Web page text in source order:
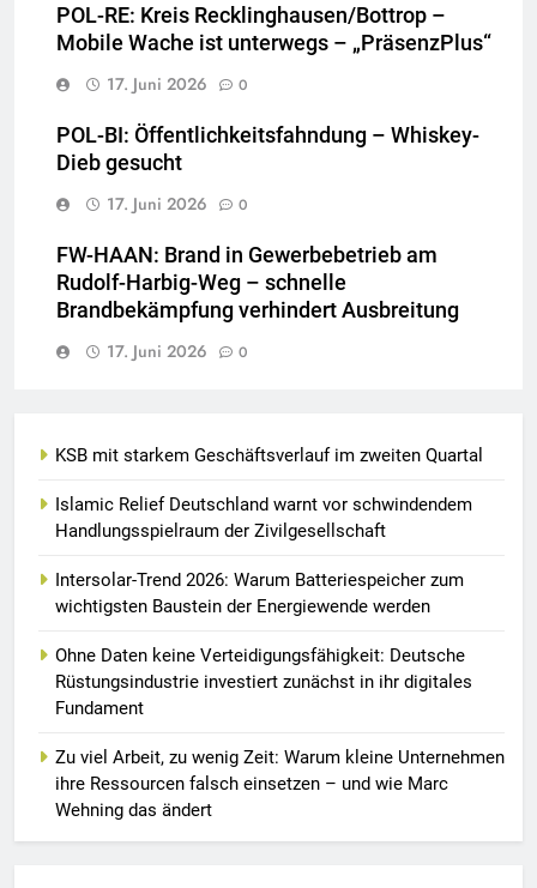
POL-RE: Kreis Recklinghausen/Bottrop –
Mobile Wache ist unterwegs – „PräsenzPlus“
17. Juni 2026
0
POL-BI: Öffentlichkeitsfahndung – Whiskey-
Dieb gesucht
17. Juni 2026
0
FW-HAAN: Brand in Gewerbebetrieb am
Rudolf-Harbig-Weg – schnelle
Brandbekämpfung verhindert Ausbreitung
17. Juni 2026
0
KSB mit starkem Geschäftsverlauf im zweiten Quartal
Islamic Relief Deutschland warnt vor schwindendem
Handlungsspielraum der Zivilgesellschaft
Intersolar-Trend 2026: Warum Batteriespeicher zum
wichtigsten Baustein der Energiewende werden
Ohne Daten keine Verteidigungsfähigkeit: Deutsche
Rüstungsindustrie investiert zunächst in ihr digitales
Fundament
Zu viel Arbeit, zu wenig Zeit: Warum kleine Unternehmen
ihre Ressourcen falsch einsetzen – und wie Marc
Wehning das ändert